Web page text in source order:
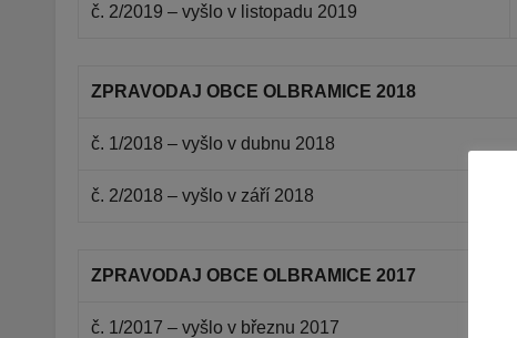
č. 2/2019 – vyšlo v listopadu 2019
ZPRAVODAJ OBCE OLBRAMICE 2018
č. 1/2018 – vyšlo v dubnu 2018
č. 2/2018 – vyšlo v září 2018
ZPRAVODAJ OBCE OLBRAMICE 2017
č. 1/2017 – vyšlo v březnu 2017